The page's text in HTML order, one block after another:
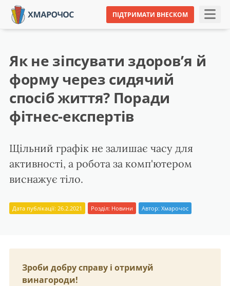
ПІДТРИМАТИ ВНЕСКОМ
Як не зіпсувати здоров’я й
форму через сидячий
спосіб життя? Поради
фітнес-експертів
Щільний графік не залишає часу для
активності, а робота за комп'ютером
виснажує тіло.
Дата публікації: 26.2.2021 Розділ: Новини Автор: Хмарочос
Зроби добру справу і отримуй
винагороди!